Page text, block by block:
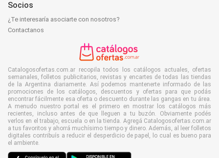
Socios
¿Te interesaría asociarte con nosotros?
Contactanos
Catalogosofertas.com.ar recopila todos los catálogos actuales, ofertas
semanales, folletos publicitarios, revistas y encartes de todas las tiendas
de la Argentina diariamente. Así podemos mantenerte informado de las
promociones de los catálogos, descuentos y ofertas para que podás
encontrar fácilmente esa oferta o descuento durante las gangas en tu área.
A menudo nuestro portal es el primero en mostrar los catálogos más
recientes, incluso antes de que lleguen a tu buzón. Obviamente podés
verlos en el trabajo, escuela o en la tienda. Agregá Catalogosofertas.com.ar
a tus favoritos y ahorrá muchísimo tiempo y dinero. Además, al leer folletos
digitales contribuís a reducir el desperdicio de papel, lo cual es bueno para
el ambiente.